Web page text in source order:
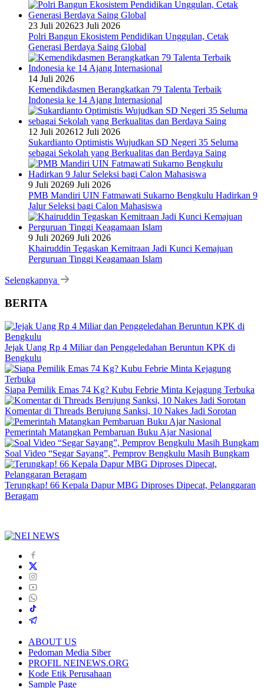
23 Juli 202623 Juli 2026
Polri Bangun Ekosistem Pendidikan Unggulan, Cetak
Generasi Berdaya Saing Global
14 Juli 2026
Kemendikdasmen Berangkatkan 79 Talenta Terbaik
Indonesia ke 14 Ajang Internasional
12 Juli 202612 Juli 2026
Sukardianto Optimistis Wujudkan SD Negeri 35 Seluma
sebagai Sekolah yang Berkualitas dan Berdaya Saing
9 Juli 20269 Juli 2026
PMB Mandiri UIN Fatmawati Sukarno Bengkulu Hadirkan 9
Jalur Seleksi bagi Calon Mahasiswa
9 Juli 20269 Juli 2026
Khairuddin Tegaskan Kemitraan Jadi Kunci Kemajuan
Perguruan Tinggi Keagamaan Islam
Selengkapnya
BERITA
Jejak Uang Rp 4 Miliar dan Penggeledahan Beruntun KPK di
Bengkulu
Siapa Pemilik Emas 74 Kg? Kubu Febrie Minta Kejagung Terbuka
Komentar di Threads Berujung Sanksi, 10 Nakes Jadi Sorotan
Pemerintah Matangkan Pembaruan Buku Ajar Nasional
Soal Video “Segar Sayang”, Pemprov Bengkulu Masih Bungkam
Terungkap! 66 Kepala Dapur MBG Diproses Dipecat, Pelanggaran
Beragam
ABOUT US
Pedoman Media Siber
PROFIL NEINEWS.ORG
Kode Etik Perusahaan
Sample Page